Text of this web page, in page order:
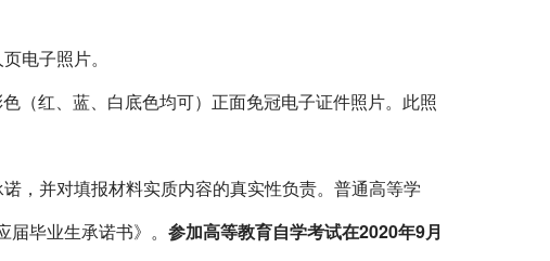
电子照片。
（红、蓝、白底色均可）正面免冠电子证件照片。此照
，并对填报材料实质内容的真实性负责。普通高等学
毕业生承诺书》。 参加高等教育自学考试在2020年9月